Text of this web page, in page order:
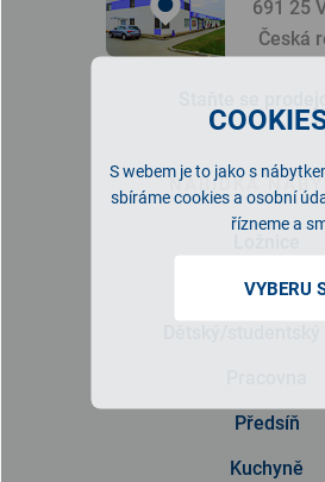
S webem je to jako s
sbíráme cookies a osobní
řízneme a
VYBERU
691 25
Česká
NABÍDKA
Obývací pokoj
Dětský/
Předsíň
Kuchyně